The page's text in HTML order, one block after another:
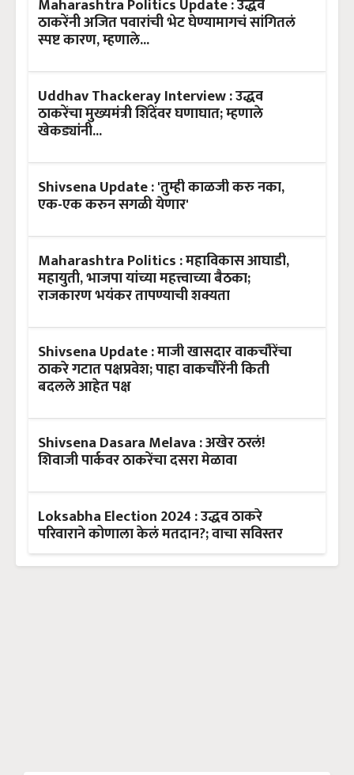
Maharashtra Politics Update : उद्धव
ठाकरेंनी अजित पवारांची भेट घेण्यामागचं सांगितलं
स्पष्ट कारण, म्हणाले...
Uddhav Thackeray Interview : उद्धव
ठाकरेंचा मुख्यमंत्री शिंदेंवर घणाघात; म्हणाले
खेकड्यांनी...
Shivsena Update : 'तुम्ही काळजी करु नका,
एक-एक करुन सगळी येणार'
Maharashtra Politics : महाविकास आघाडी,
महायुती, भाजपा यांच्या महत्त्वाच्या बैठका;
राजकारण भयंकर तापण्याची शक्यता
Shivsena Update : माजी खासदार वाकचौरेंचा
ठाकरे गटात पक्षप्रवेश; पाहा वाकचौरेंनी किती
बदलले आहेत पक्ष
Shivsena Dasara Melava : अखेर ठरलं!
शिवाजी पार्कवर ठाकरेंचा दसरा मेळावा
Loksabha Election 2024 : उद्धव ठाकरे
परिवाराने कोणाला केलं मतदान?; वाचा सविस्तर